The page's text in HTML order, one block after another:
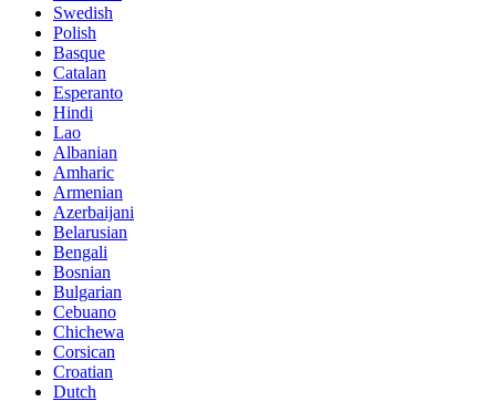
Swedish
Polish
Basque
Catalan
Esperanto
Hindi
Lao
Albanian
Amharic
Armenian
Azerbaijani
Belarusian
Bengali
Bosnian
Bulgarian
Cebuano
Chichewa
Corsican
Croatian
Dutch